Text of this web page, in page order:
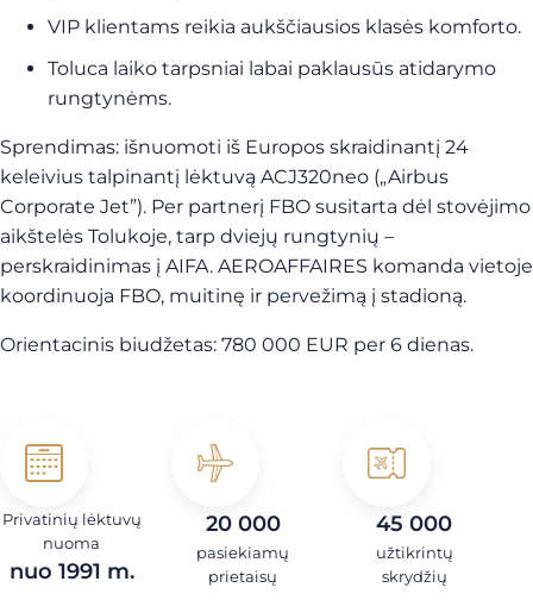
VIP klientams reikia aukščiausios klasės komforto.
Toluca laiko tarpsniai labai paklausūs atidarymo
rungtynėms.
Sprendimas: išnuomoti iš Europos skraidinantį 24
keleivius talpinantį lėktuvą ACJ320neo („Airbus
Corporate Jet”). Per partnerį FBO susitarta dėl stovėjimo
aikštelės Tolukoje, tarp dviejų rungtynių –
perskraidinimas į AIFA. AEROAFFAIRES komanda vietoje
koordinuoja FBO, muitinę ir pervežimą į stadioną.
Orientacinis biudžetas: 780 000 EUR per 6 dienas.
Privatinių lėktuvų
nuoma
nuo 1991 m.
20 000
pasiekiamų
prietaisų
45 000
užtikrintų
skrydžių